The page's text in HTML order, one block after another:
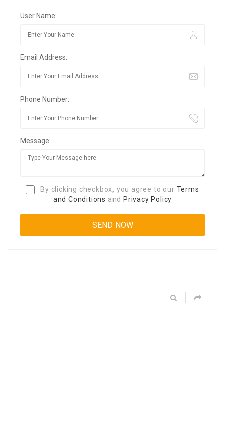
User Name:
Email Address:
Phone Number:
Message:
By clicking checkbox, you agree to our Terms
and Conditions and Privacy Policy